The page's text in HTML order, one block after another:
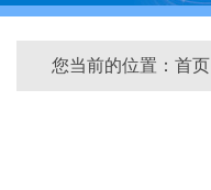
您当前的位置： 首页